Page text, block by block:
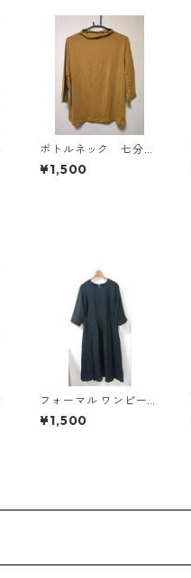
ボトルネック 七分袖
カットソー ４Ｌ マ
スタード KAE-4816
¥1,500
フォーマル ワンピース
5L ブラック ◆KIY-13
00◆
¥1,500